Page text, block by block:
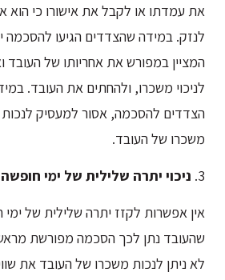
את עמדתו או לקבל את אישורו כי הוא
לנזק. במידה שהצדדים הגיעו
המציין במפורש את אחריותו של
לניכוי משכרו, ולהחתים את העובד.
הצדדים להסכמה, אסור למעסיק
משכרו של העובד.
3. ניכוי יתרה שלילית של ימי חופשה
אין אפשרות לקזז יתרה שלילית של ימי
שהעובד נתן לכך הסכמה מפורשת
לא ניתן לנכות משכרו של העובד את